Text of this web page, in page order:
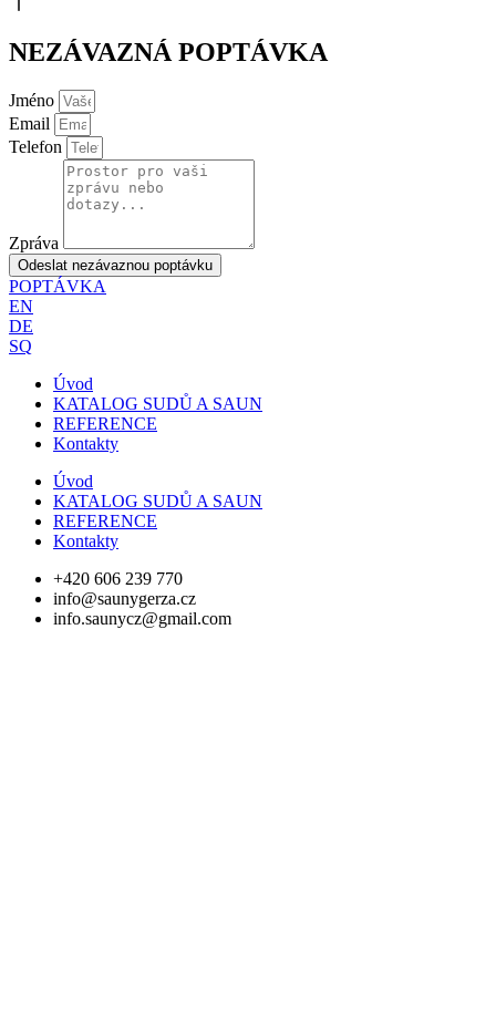
NEZÁVAZNÁ POPTÁVKA
Jméno
Email
Telefon
Zpráva
Odeslat nezávaznou poptávku
POPTÁVKA
EN
DE
SQ
Úvod
KATALOG SUDŮ A SAUN
REFERENCE
Kontakty
Úvod
KATALOG SUDŮ A SAUN
REFERENCE
Kontakty
+420 606 239 770
info@saunygerza.cz
info.saunycz@gmail.com